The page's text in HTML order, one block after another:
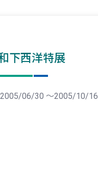
下西洋特展
06/30 ～2005/10/16